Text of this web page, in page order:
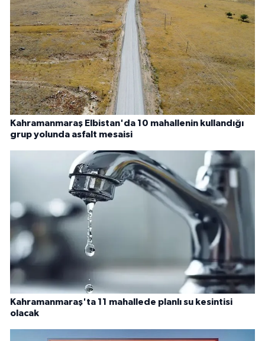
Kahramanmaraş Elbistan'da 10 mahallenin kullandığı
grup yolunda asfalt mesaisi
Kahramanmaraş'ta 11 mahallede planlı su kesintisi
olacak